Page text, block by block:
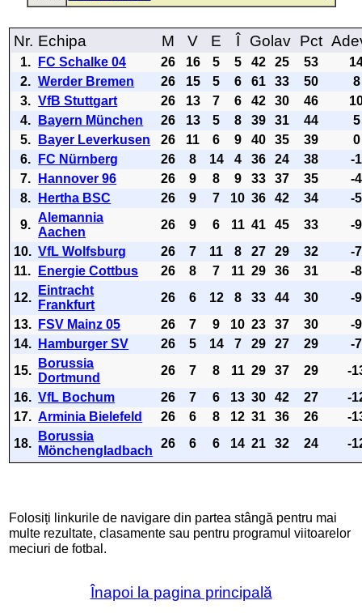
Nr. Echipa M V E Î Golav Pct
1. FC Schalke 04 26 16 5 5 42 25 53
2. Werder Bremen 26 15 5 6 61 33 50
8
3. VfB Stuttgart 26 13 7 6 42 30 46
4.
Bayern München 26 13 5 8 39 31 44
5
5.
Bayer Leverkusen 26 11 6 9 40 35 39
0
6.
FC Nürnberg 26 8 14 4 36 24 38
-1
7.
Hannover 96 26 9 8 9 33 37 35
-4
8.
Hertha BSC 26 9 7 10 36 42 34
-5
9.
Alemannia
Aachen
26 9 6 11 41 45 33
-9
10. VfL Wolfsburg 26 7 11 8 27 29 32
-7
11.
Energie Cottbus 26 8 7 11 29 36 31
-8
12.
Eintracht
Frankfurt
26 6 12 8 33 44 30
-9
13.
FSV Mainz 05 26 7 9 10 23 37 30
-9
14.
Hamburger SV 26 5 14 7 29 27 29
-7
15.
Borussia
Dortmund
26 7 8 11 29 37 29
-
16. VfL Bochum 26 7 6 13 30 42 27
-
17. Arminia Bielefeld 26 6 8 12 31 36 26
-
18.
Borussia
Mönchengladbach
26 6 6 14 21 32 24 -
Folosiți linkurile de navigare din partea stângă pentru mai
multe rezultate, clasamente sau pentru programul viitoarelor
meciuri de fotbal.
Înapoi la pagina principală